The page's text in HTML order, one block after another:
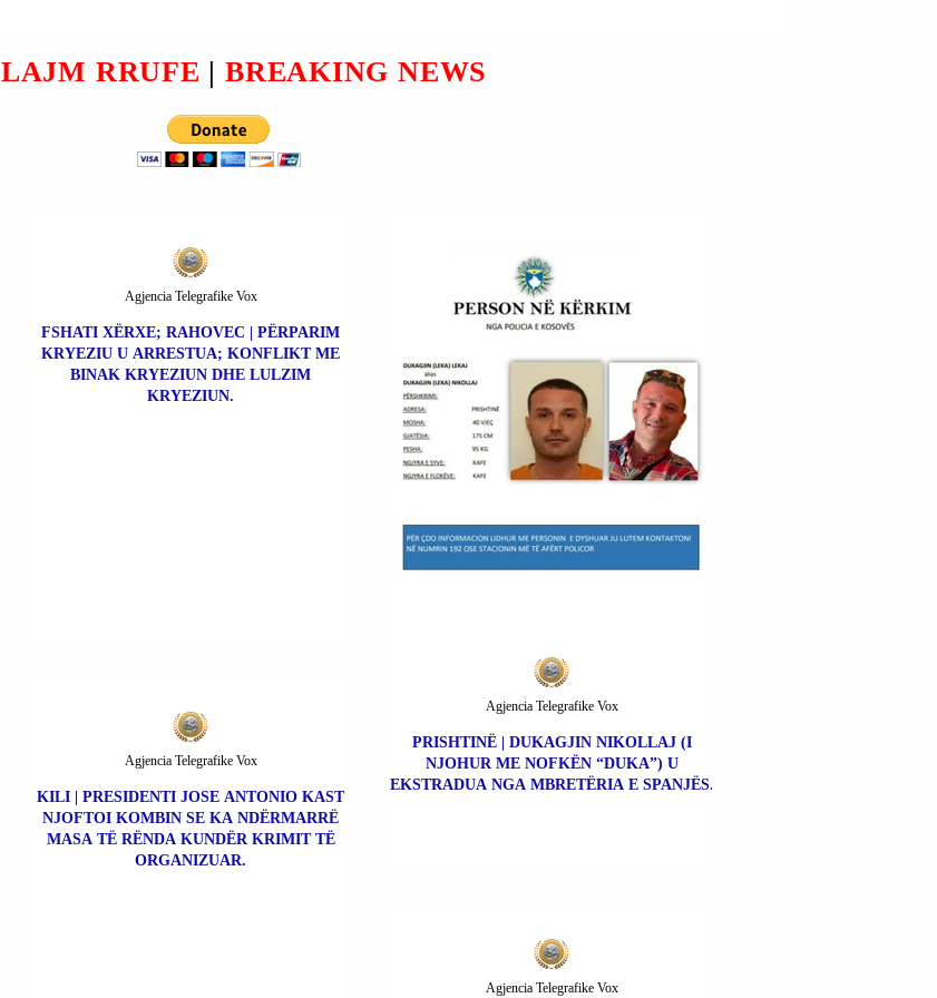
KRENAR PO TË
E KOKAINËS NË
KOLUMBI.
TË AMERIKËS; NUK
LAJM RRUFE | BREAKING NEWS
FSHATI XËRXE; RAHOVEC | PËRPARIM
KRYEZIU U ARRESTUA; KONFLIKT ME
BINAK KRYEZIUN DHE LULZIM
KRYEZIUN.
Agjencia Telegrafike Vox
PRISHTINË | DUKAGJIN NIKOLLAJ (I
NJOHUR ME NOFKËN “DUKA”) U
EKSTRADUA NGA MBRETËRIA E SPANJËS.
Agjencia Telegrafike Vox
KILI | PRESIDENTI JOSE ANTONIO KAST
NJOFTOI KOMBIN SE KA NDËRMARRË
MASA TË RËNDA KUNDËR KRIMIT TË
ORGANIZUAR.
Agjencia Telegrafike Vox
Agjencia Telegrafike Vox